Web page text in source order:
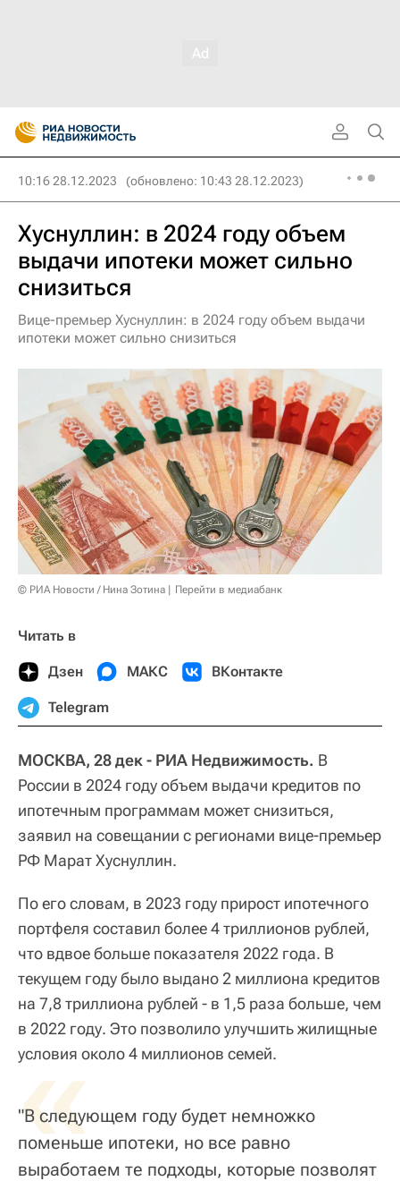
10:16 28.12.2023 (обновлено: 10:43 28.12.2023)
Хуснуллин: в 2024 году объем
выдачи ипотеки может сильно
снизиться
Вице-премьер Хуснуллин: в 2024 году объем выдачи
ипотеки может сильно снизиться
© РИА Новости / Нина Зотина Перейти в медиабанк
Читать в
Дзен МАКС ВКонтакте
Telegram
МОСКВА, 28 дек - РИА Недвижимость. В
России в 2024 году объем выдачи кредитов по
ипотечным программам может снизиться,
заявил на совещании с регионами вице-премьер
РФ Марат Хуснуллин.
По его словам, в 2023 году прирост ипотечного
портфеля составил более 4 триллионов рублей,
что вдвое больше показателя 2022 года. В
текущем году было выдано 2 миллиона кредитов
на 7,8 триллиона рублей - в 1,5 раза больше, чем
в 2022 году. Это позволило улучшить жилищные
условия около 4 миллионов семей.
«
"В следующем году будет немножко
поменьше ипотеки, но все равно
выработаем те подходы, которые позволят